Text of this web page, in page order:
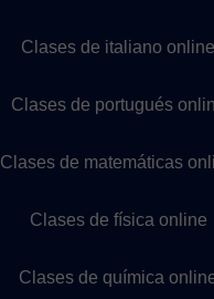
Clases de italiano online
Clases de portugués
Clases de matemáticas
Clases de física online
Clases de química